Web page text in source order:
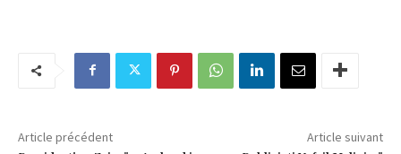
Article précédent Article suivant